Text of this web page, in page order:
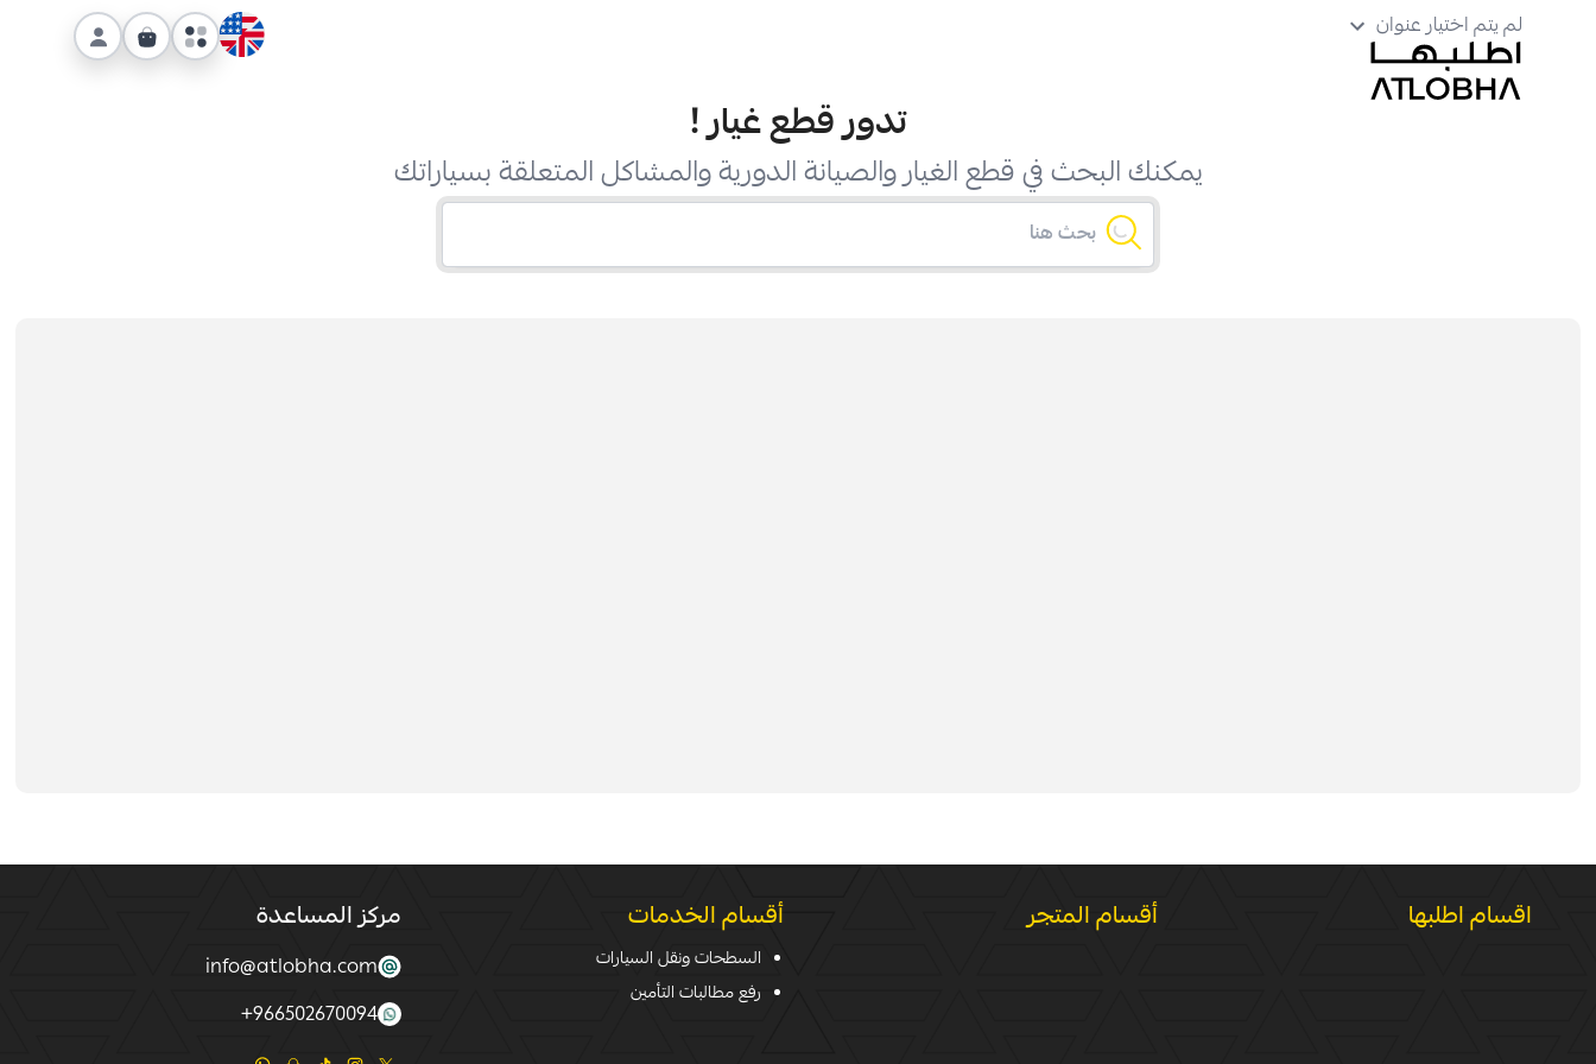
لم يتم اختيار عنوان
تدور قطع غيار!
يمكنك البحث في قطع الغيار والصيانة الدورية والمشاكل المتعلقة بسياراتك
اقسام اطلبها أقسام المتجر أقسام الخدمات
السطحات ونقل السيارات
رفع مطالبات التأمين
مركز المساعدة
info@atlobha.com
966502670094
+